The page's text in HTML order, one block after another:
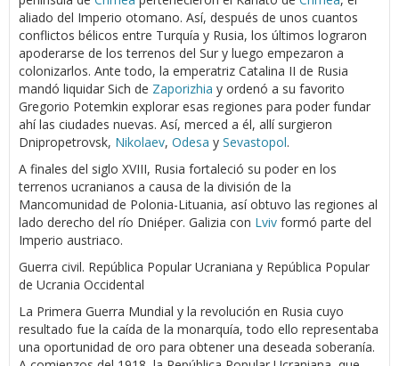
aliado del Imperio otomano. Así, después de unos cuantos
conflictos bélicos entre Turquía y Rusia, los últimos lograron
apoderarse de los terrenos del Sur y luego empezaron a
colonizarlos. Ante todo, la emperatriz Catalina II de Rusia
mandó liquidar Sich de Zaporizhia y ordenó a su favorito
Gregorio Potemkin explorar esas regiones para poder fundar
ahí las ciudades nuevas. Así, merced a él, allí surgieron
Dnipropetrovsk, Nikolaev, Odesa y Sevastopol.
A finales del siglo XVIII, Rusia fortaleció su poder en los
terrenos ucranianos a causa de la división de la
Mancomunidad de Polonia-Lituania, así obtuvo las regiones al
lado derecho del río Dniéper. Galizia con Lviv formó parte del
Imperio austriaco.
Guerra civil. República Popular Ucraniana y República Popular
de Ucrania Occidental
La Primera Guerra Mundial y la revolución en Rusia cuyo
resultado fue la caída de la monarquía, todo ello representaba
una oportunidad de oro para obtener una deseada soberanía.